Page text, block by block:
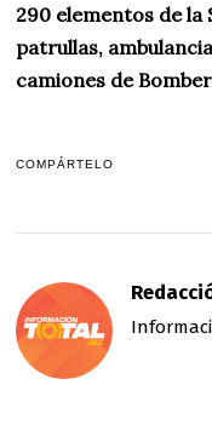
290 elementos de la
patrullas,
camiones de
COMPÁRTELO